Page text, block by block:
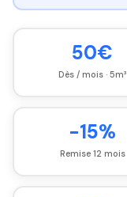
50€
Dès / mois · 5m³
-15%
Remise 12 mois